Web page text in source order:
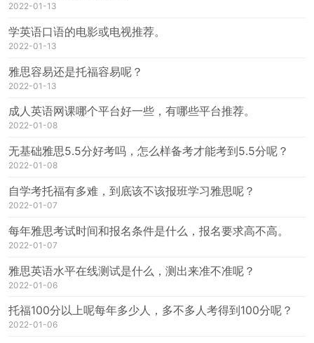
2022-01-13
学英语口语的电影或电视推荐。
2022-01-13
雅思容易还是托福容易呢？
2022-01-13
成人英语网课哪个平台好一些，有哪些平台推荐。
2022-01-08
无基础雅思5.5分好考吗，怎么样备考才能考到5.5分呢？
2022-01-08
自学考托福有多难，到底该不该报班学习雅思呢？
2022-01-07
每年雅思考试时间和报名条件是什么，报名要求高不高。
2022-01-07
雅思英语水平在线测试是什么，测出来准不准呢？
2022-01-06
托福100分以上呢每年多少人，多不多人考得到100分呢？
2022-01-06